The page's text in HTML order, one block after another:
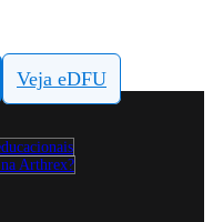
Veja eDFU
Arthrex?